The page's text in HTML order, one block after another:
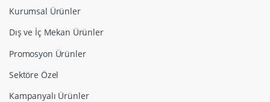
Kurumsal Ürünler
Dış ve İç Mekan Ürünler
Promosyon Ürünler
Sektöre Özel
Kampanyalı Ürünler